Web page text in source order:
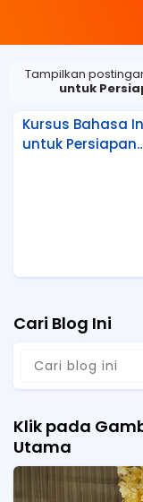
Tampilkan
untuk
Kursus Bahasa
untuk Persiapan
Cari Blog Ini
Klik pada
Utama